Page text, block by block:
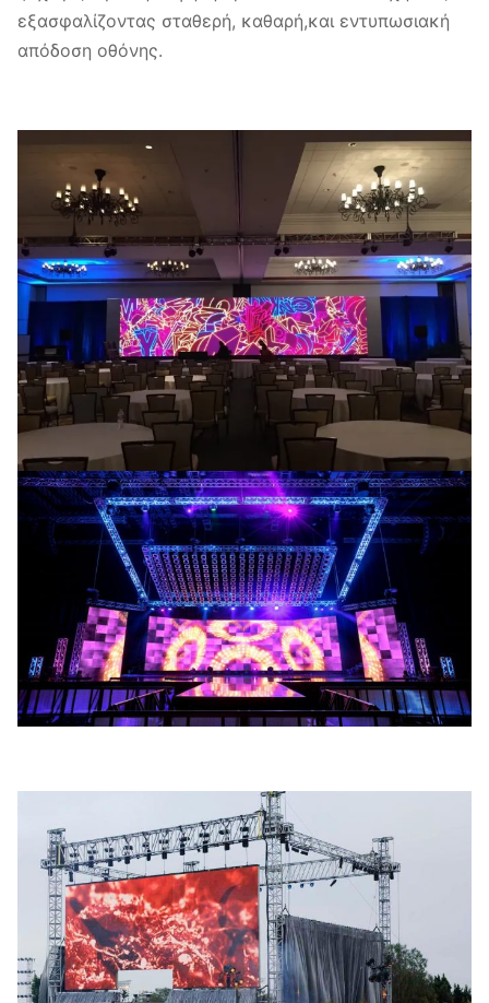
εξασφαλίζοντας σταθερή, καθαρή,και εντυπωσιακή
απόδοση οθόνης.